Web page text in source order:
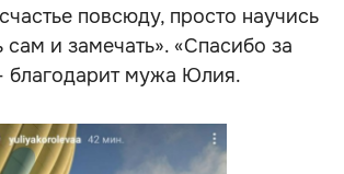
повсюду, просто научись
сам и замечать». «Спасибо за
благодарит мужа Юлия.